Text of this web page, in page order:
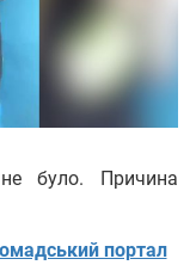
було. Причина
портал